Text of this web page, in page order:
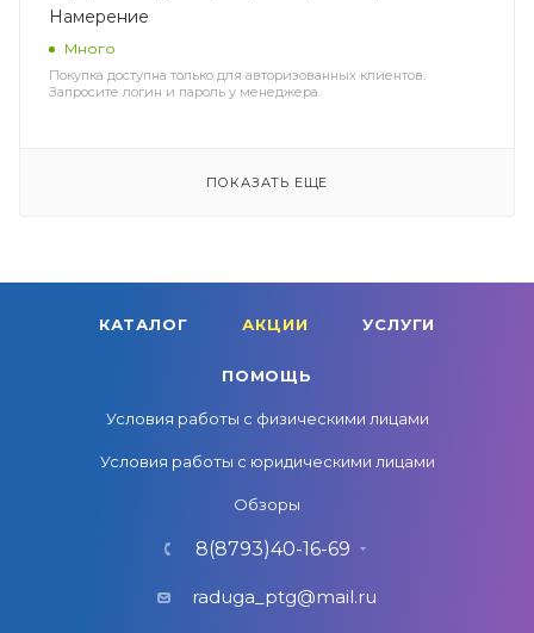
Намерение
Много
Покупка доступна только для авторизованных клиентов.
Запросите логин и пароль у менеджера.
ПОКАЗАТЬ ЕЩЕ
КАТАЛОГ АКЦИИ УСЛУГИ
ПОМОЩЬ
Условия работы с физическими лицами
Условия работы с юридическими лицами
Обзоры
8(8793)40-16-69
raduga_ptg@mail.ru